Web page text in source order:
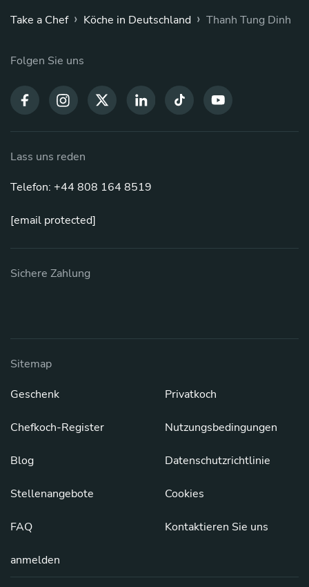
Take a Chef › Köche in Deutschland › Thanh Tung Dinh
Folgen Sie uns
Lass uns reden
Telefon: +44 808 164 8519
[email protected]
Sichere Zahlung
Sitemap
Geschenk
Chefkoch-Register
Blog
Stellenangebote
FAQ
anmelden
Privatkoch
Nutzungsbedingungen
Datenschutzrichtlinie
Cookies
Kontaktieren Sie uns